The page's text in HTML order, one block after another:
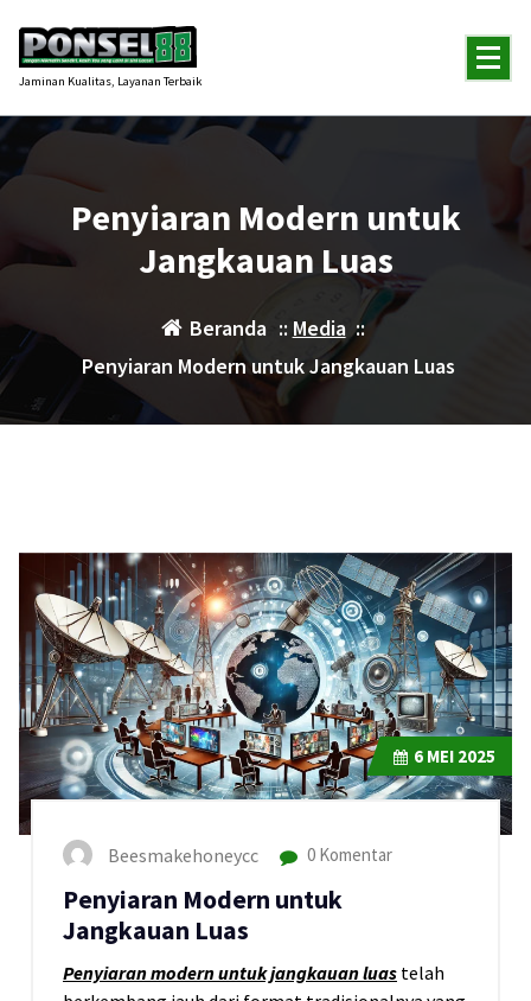
konten
Jaminan Kualitas, Layanan Terbaik
Penyiaran Modern untuk
Jangkauan Luas
Beranda :: Media::
Penyiaran Modern untuk Jangkauan Luas
6 MEI 2025
Beesmakehoneycc 0 Komentar
Penyiaran Modern untuk
Jangkauan Luas
Penyiaran modern untuk jangkauan luas telah